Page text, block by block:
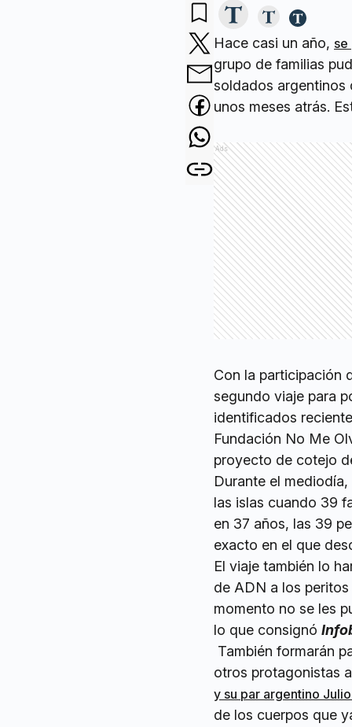
Hace casi un año, se
grupo de familias
soldados argentinos
unos meses atrás.
Ads
Con la participación
segundo viaje para
identificados
Fundación No Me
proyecto de cotejo
Durante el
las islas cuando 39
en 37 años, las 39
exacto en el que
El viaje también lo
de ADN a los
momento no se les
lo que consignó
También formarán
otros protagonistas
y su par argentino
de los cuerpos que